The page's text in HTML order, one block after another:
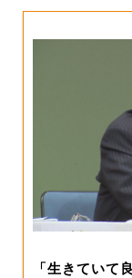
「生きていて